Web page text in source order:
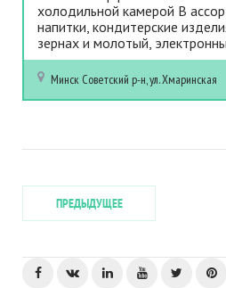
холодильной камерой В
напитки, кондитерские
зернах и молотый,
Минск Советский р-н, ул. Хмаринская
ПРЕДЫДУЩЕЕ